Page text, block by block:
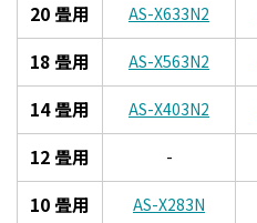
20 畳用 AS-X633N2
18 畳用 AS-X563N2
14 畳用 AS-X403N2
12 畳用 -
10 畳用 AS-X283N